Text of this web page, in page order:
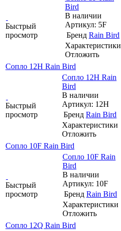
Быстрый
просмотр
Bird
В наличии
Артикул: 5F
Бренд Rain Bird
Характеристики
Отложить
Сопло 12H Rain Bird
Быстрый
просмотр
Сопло 12H Rain
Bird
В наличии
Артикул: 12H
Бренд Rain Bird
Характеристики
Отложить
Сопло 10F Rain Bird
Быстрый
просмотр
Сопло 10F Rain
Bird
В наличии
Артикул: 10F
Бренд Rain Bird
Характеристики
Отложить
Сопло 12Q Rain Bird